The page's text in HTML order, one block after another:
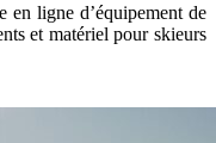
en ligne d’équipement de
et matériel pour skieurs